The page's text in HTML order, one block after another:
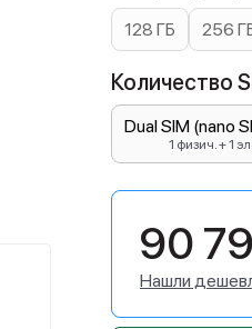
128 ГБ 256
Количество
Dual SIM (nano
1 физич. + 1
90
Нашли